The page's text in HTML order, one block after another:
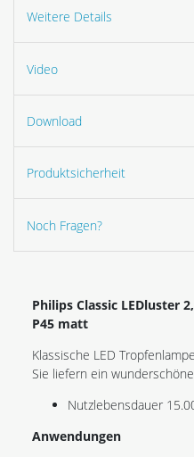
Weitere Details
Video
Download
Produktsicherheit
Noch Fragen?
Philips Classic LEDluster
P45 matt
Klassische LED
Sie liefern ein
Nutzlebensdauer
Anwendungen